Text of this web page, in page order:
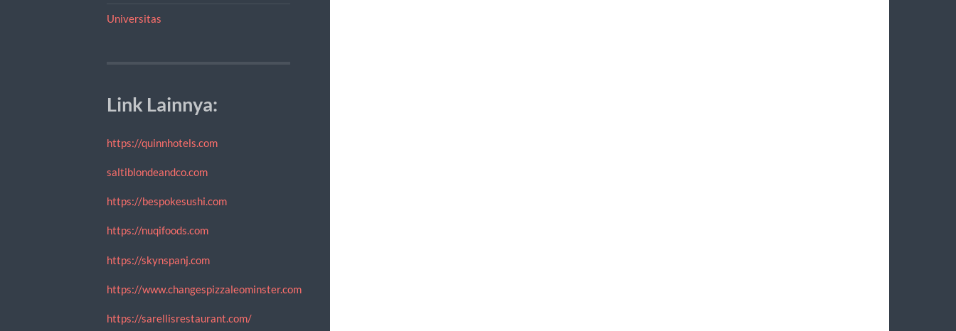
Universitas
Link Lainnya:
https://quinnhotels.com
saltiblondeandco.com
https://bespokesushi.com
https://nuqifoods.com
https://skynspanj.com
https://www.changespizzaleominster.com
https://sarellisrestaurant.com/